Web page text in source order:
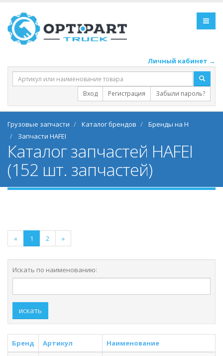
Личный кабинет →
Вход Регистрация Забыли пароль?
Грузовые запчасти Каталог брендов
Бренды на H
Запчасти HAFEI
Каталог запчастей HAFEI
(152 шт. запчастей)
« 1 2 »
Искать по наименованию:
искать
Бренд Артикул
Наименование